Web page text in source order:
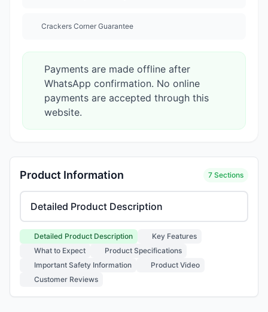
Crackers Corner Guarantee
Payments are made offline after
WhatsApp confirmation. No online
payments are accepted through this
website.
Product Information 7 Sections
Select product information section
Detailed Product Description
Key Features
What to Expect
Product Specifications
Important Safety Information
Product Video
Customer Reviews